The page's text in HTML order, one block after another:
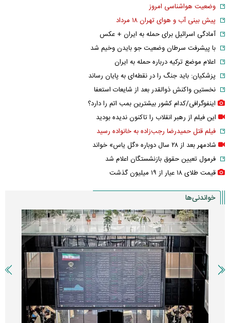
وضعیت هواشناسی امروز
پیش بینی آب و هوای تهران ۱۸ مرداد
آمادگی اسرائیل برای حمله به ایران + عکس
با پیشرفت سرطان وضعیت جو بایدن وخیم شد
اعلام موضع ترکیه درباره حمله به ایران
پزشکیان: باید جنگ را در نقطه‌ای به پایان رساند
نخستین واکنش ذوالقدر بعد از شایعات استعفا
اینفوگرافی/کدام کشور بیشترین بمب اتم را دارد؟
این فیلم از رهبر انقلاب را تاکنون ندیده بودید
فیلم قتل حمیدرضا رجب‌زاده به خانواده رسید
شادمهر بعد از ۲۸ سال دوباره «گل یاس» خواند
فرمول تعیین حقوق بازنشستگان اعلام شد
قیمت طلای ۱۸ عیار از ۱۹ میلیون گذشت
خواندنی‌ها